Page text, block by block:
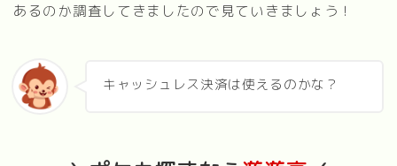
あるのか調査してきましたので見ていきましょう！
キャッシュレス決済は使えるのかな？